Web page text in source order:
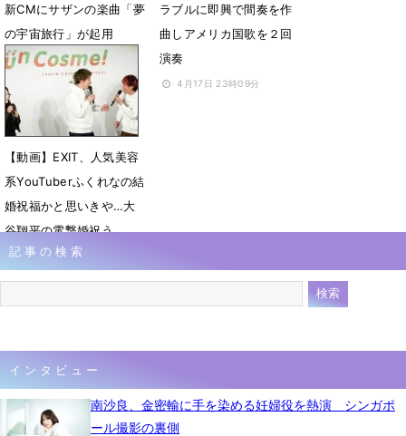
新CMにサザンの楽曲「夢
の宇宙旅行」が起用
3月10日 23時24分
ラブルに即興で間奏を作
曲しアメリカ国歌を２回
演奏
4月17日 23時09分
【動画】EXIT、人気美容
系YouTuberふくれなの結
婚祝福かと思いきや…大
谷翔平の電撃婚祝う
2月29日 21時59分
記事の検索
インタビュー
南沙良、金密輸に手を染める妊婦役を熱演 シンガポ
ール撮影の裏側